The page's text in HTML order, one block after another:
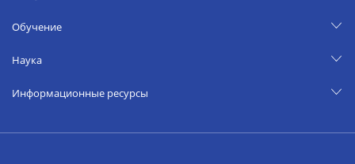
Обучение
Наука
Информационные ресурсы